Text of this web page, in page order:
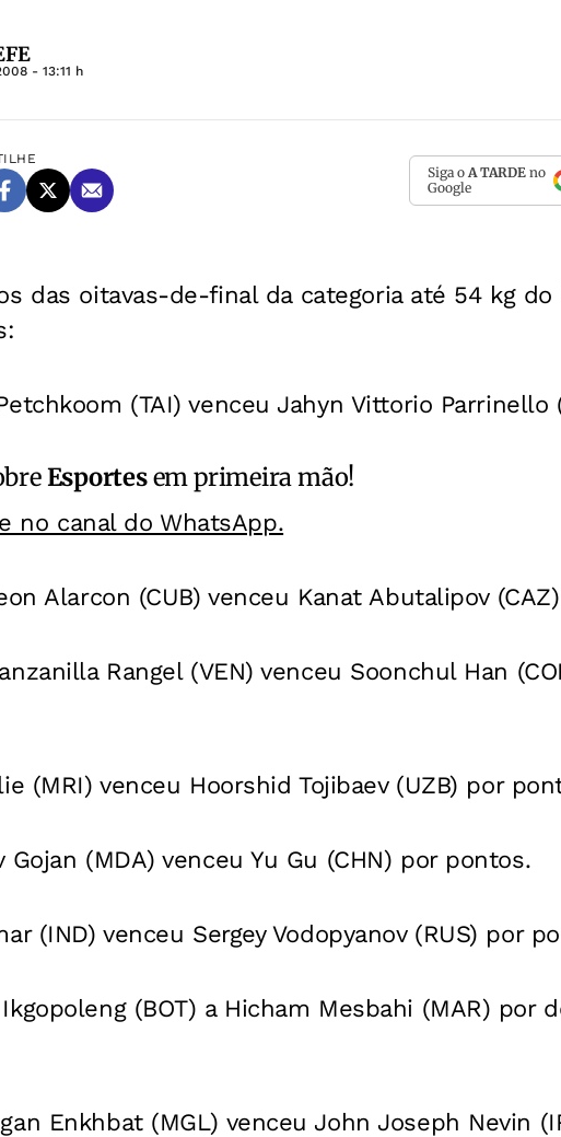
- 13:11 h
Siga o A TARDE no
Google
das oitavas-de-final da categoria até 54 kg do
(TAI) venceu Jahyn Vittorio Parrinello
Esportesem primeira mão!
no canal do WhatsApp.
Alarcon (CUB) venceu Kanat Abutalipov
Rangel (VEN) venceu Soonchul Han
(MRI) venceu Hoorshid Tojibaev (UZB) por
Gojan (MDA) venceu Yu Gu (CHN) por pontos.
(IND) venceu Sergey Vodopyanov (RUS) por
(BOT) a Hicham Mesbahi (MAR) por
Enkhbat (MGL) venceu John Joseph Nevin